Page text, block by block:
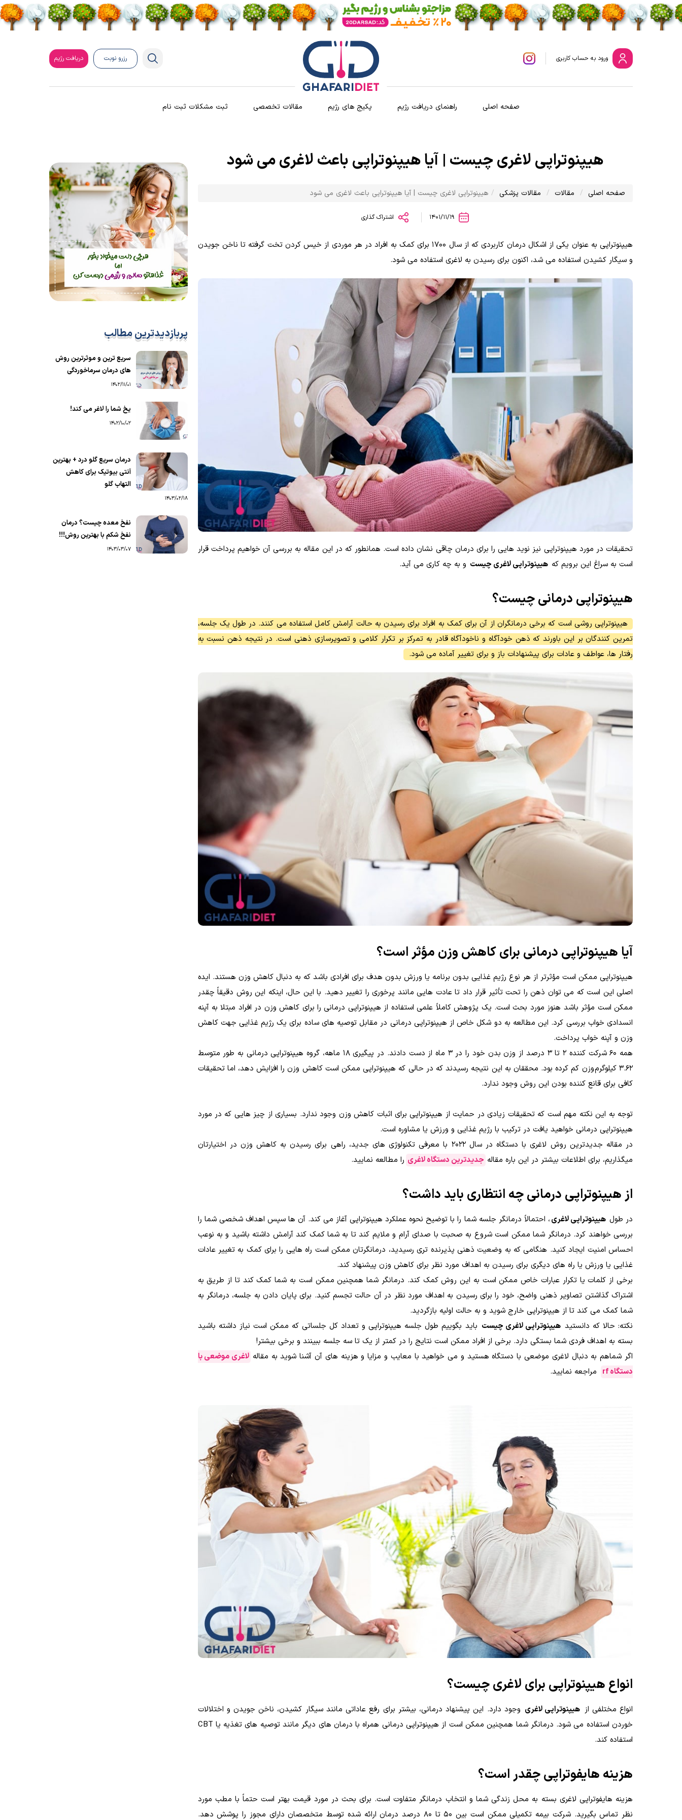
ورود به حساب کاربری رزرو نوبت دریافت رژیم
صفحه اصلی راهنمای دریافت رژیم پکیج های رژیم مقالات تخصصی ثبت مشکلات ثبت نام
هیپنوتراپی لاغری چیست | آیا هیپنوتراپی باعث لاغری می شود
صفحه اصلی مقالات مقالات پزشکی هیپنوتراپی لاغری چیست | آیا هیپنوتراپی باعث لاغری می شود
اشتراک گذاری
هیپنوتراپی به عنوان یکی از اشکال درمان کاربردی که از سال 1700 برای کمک به افراد در هر موردی از خیس کردن تخت گرفته تا ناخن جویدن
و سیگار کشیدن استفاده می شد، اکنون برای رسیدن به لاغری استفاده می شود.
تحقیقات در مورد هیپنوتراپی نیز نوید هایی را برای درمان چاقی نشان داده است. همانطور که در این مقاله به بررسی آن خواهیم پرداخت قرار
است به سراغ این برویم که هیپنوتراپی لاغری چیست و به چه کاری می آید.
هیپنوتراپی درمانی چیست؟
هیپنوتراپی روشی است که برخی درمانگران از آن برای کمک به افراد برای رسیدن به حالت آرامش کامل استفاده می کنند. در طول یک جلسه،
تمرین کنندگان بر این باورند که ذهن خودآگاه و ناخودآگاه قادر به تمرکز بر تکرار کلامی و تصویرسازی ذهنی است. در نتیجه ذهن نسبت به
رفتار ها، عواطف و عادات برای پیشنهادات باز و برای تغییر آماده می شود.
آیا هیپنوتراپی درمانی برای کاهش وزن مؤثر است؟
هیپنوتراپی ممکن است مؤثرتر از هر نوع رژیم غذایی بدون برنامه یا ورزش بدون هدف برای افرادی باشد که به دنبال کاهش وزن هستند. ایده
اصلی این است که می توان ذهن را تحت تأثیر قرار داد تا عادت هایی مانند پرخوری را تغییر دهید. با این حال، اینکه این روش دقیقاً چقدر
ممکن است مؤثر باشد هنوز مورد بحث است. یک پژوهش کاملاً علمی استفاده از هیپنوتراپی درمانی را برای کاهش وزن در افراد مبتلا به آپنه
انسدادی خواب بررسی کرد. این مطالعه به دو شکل خاص از هیپنوتراپی درمانی در مقابل توصیه های ساده برای یک رژیم غذایی جهت کاهش
وزن و آپنه خواب پرداخت.
همه 60 شرکت کننده 2 تا 3 درصد از وزن بدن خود را در 3 ماه از دست دادند. در پیگیری 18 ماهه، گروه هیپنوتراپی درمانی به طور متوسط
3.62 کیلوگرم وزن کم کرده بود. محققان به این نتیجه رسیدند که در حالی که هیپنوتراپی ممکن است کاهش وزن را افزایش دهد، اما تحقیقات
کافی برای قانع کننده بودن این روش وجود ندارد.
توجه به این نکته مهم است که تحقیقات زیادی در حمایت از هیپنوتراپی برای اثبات کاهش وزن وجود ندارد. بسیاری از چیز هایی که در مورد
هیپنوتراپی درمانی خواهید یافت در ترکیب با رژیم غذایی و ورزش یا مشاوره است.
در مقاله جدیدترین روش لاغری با دستگاه در سال 2022 با معرفی تکنولوژی های جدید، راهی برای رسیدن به کاهش وزن در اختیارتان
میگذاریم، برای اطلاعات بیشتر در این باره مقاله جدیدترین دستگاه لاغری را مطالعه نمایید.
از هیپنوتراپی درمانی چه انتظاری باید داشت؟
در طول هیپنوتراپی لاغری، احتمالاً درمانگر جلسه شما را با توضیح نحوه عملکرد هیپنوتراپی آغاز می کند. آن ها سپس اهداف شخصی شما را
بررسی خواهند کرد. درمانگر شما ممکن است شروع به صحبت با صدای آرام و ملایم کند تا به شما کمک کند آرامش داشته باشید و به نوعب
احساس امنیت ایجاد کنید. هنگامی که به وضعیت ذهنی پذیرنده تری رسیدید، درمانگرتان ممکن است راه هایی را برای کمک به تغییر عادات
غذایی یا ورزش یا راه های دیگری برای رسیدن به اهداف مورد نظر برای کاهش وزن پیشنهاد کند.
برخی از کلمات یا تکرار عبارات خاص ممکن است به این روش کمک کند. درمانگر شما همچنین ممکن است به شما کمک کند تا از طریق به
اشتراک گذاشتن تصاویر ذهنی واضح، خود را برای رسیدن به اهداف مورد نظر در آن حالت تجسم کنید. برای پایان دادن به جلسه، درمانگر به
شما کمک می کند تا از هیپنوتراپی خارج شوید و به حالت اولیه بازگردید.
نکته: حالا که دانستید هیپنوتراپی لاغری چیست باید بگوییم طول جلسه هیپنوتراپی و تعداد کل جلساتی که ممکن است نیاز داشته باشید
بسته به اهداف فردی شما بستگی دارد. برخی از افراد ممکن است نتایج را در کمتر از یک تا سه جلسه ببینند و برخی بیشتر!
اگر شماهم به دنبال لاغری موضعی با دستگاه هستید و می خواهید با معایب و مزایا و هزینه های آن آشنا شوید به مقاله لاغری موضعی با
دستگاه rf
مراجعه نمایید.
انواع هیپنوتراپی برای لاغری چیست؟
انواع مختلفی از هیپنوتراپی لاغری وجود دارد. این پیشنهاد درمانی، بیشتر برای رفع عاداتی مانند سیگار کشیدن، ناخن جویدن و اختلالات
خوردن استفاده می شود. درمانگر شما همچنین ممکن است از هیپنوتراپی درمانی همراه با درمان های دیگر مانند توصیه های تغذیه یا CBT
استفاده کند.
هزینه هایفوتراپی چقدر است؟
هزینه هایفوتراپی لاغری بسته به محل زندگی شما و انتخاب درمانگر متفاوت است. برای بحث در مورد قیمت بهتر است حتماً با مطب مورد
نظر تماس بگیرید. شرکت بیمه تکمیلی ممکن است بین 50 تا 80 درصد درمان ارائه شده توسط متخصصان دارای مجوز را پوشش دهد.
پربازدیدترین مطالب
سریع ترین و موثرترین روش
های درمان سرماخوردگی
1402/11/01
یخ شما را لاغر می کند!
1402/10/02
درمان سریع گلو درد + بهترین
آنتی بیوتیک برای کاهش
التهاب گلو
1403/02/18
نفخ معده چیست؟ درمان
نفخ شکم با بهترین روش!!!
1403/03/07